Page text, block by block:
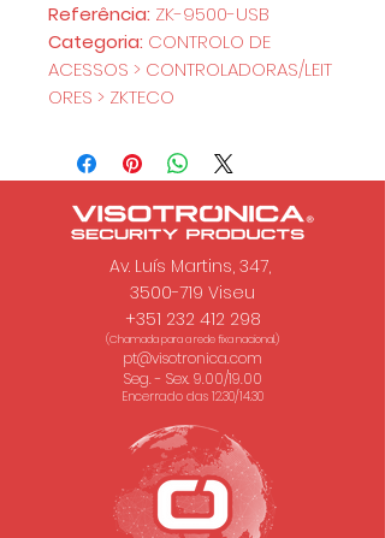
Referência: ZK-9500-USB
Categoria: CONTROLO DE
ACESSOS > CONTROLADORAS/LEIT
ORES > ZKTECO
Av. Luís Martins, 347,
3500-719 Viseu
+351 232 412 298
(Chamada para a rede fixa nacional.)
pt@visotronica.com
Seg. - Sex. 9.00/19.00
Encerrado das 12.30/14.30